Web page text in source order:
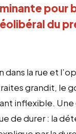
pour
du
dans la rue et
grandit, le
inflexible.
de durer : la